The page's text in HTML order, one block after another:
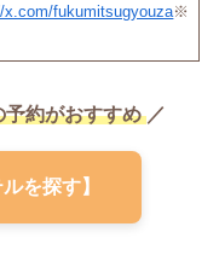
x.com/fukumitsugyouza※
予約がおすすめ／
を探す】